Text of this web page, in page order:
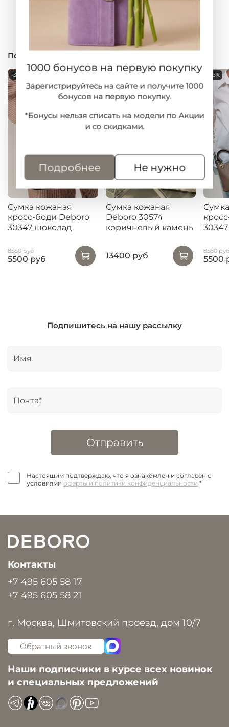
Похожие товары
-36%
Сумка кожаная
кросс-боди Deboro
30347 шоколад
8580 руб
5500 руб
Сумка кожаная
Deboro 30574
коричневый камень
13400 руб
-36%
8580 руб
5500
Подпишитесь на нашу рассылку
Отправить
Настоящим подтверждаю, что я ознакомлен и согласен с
условиями оферты и политики конфиденциальности *
Контакты
+7 495 605 58 17
+7 495 605 58 21
г. Москва, Шмитовский проезд, дом 10/7
Обратный звонок
Наши подписчики в курсе всех новинок
и специальных предложений
1000 бонусов на первую покупку
Зарегистрируйтесь на сайте и получите 1000
бонусов на первую покупку.
*Бонусы нельзя списать на модели по Акции
и со скидками.
Подробнее Не нужно